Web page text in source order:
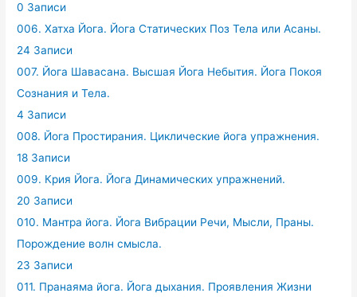
0 Записи
006. Хатха Йога. Йога Статических Поз Тела или Асаны.
24 Записи
007. Йога Шавасана. Высшая Йога Небытия. Йога Покоя
Сознания и Тела.
4 Записи
008. Йога Простирания. Циклические йога упражнения.
18 Записи
009. Крия Йога. Йога Динамических упражнений.
20 Записи
010. Мантра йога. Йога Вибрации Речи, Мысли, Праны.
Порождение волн смысла.
23 Записи
011. Пранаяма йога. Йога дыхания. Проявления Жизни